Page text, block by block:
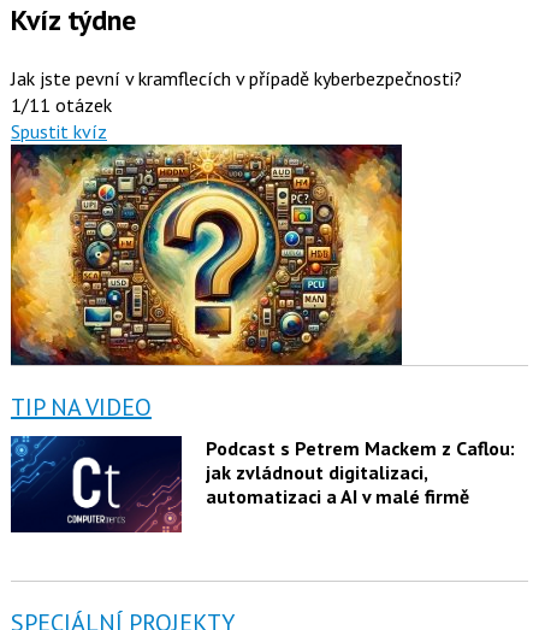
Kvíz týdne
Jak jste pevní v kramflecích v případě kyberbezpečnosti?
1/11 otázek
Spustit kvíz
TIP NA VIDEO
Podcast s Petrem Mackem z Caflou:
jak zvládnout digitalizaci,
automatizaci a AI v malé firmě
SPECIÁLNÍ PROJEKTY